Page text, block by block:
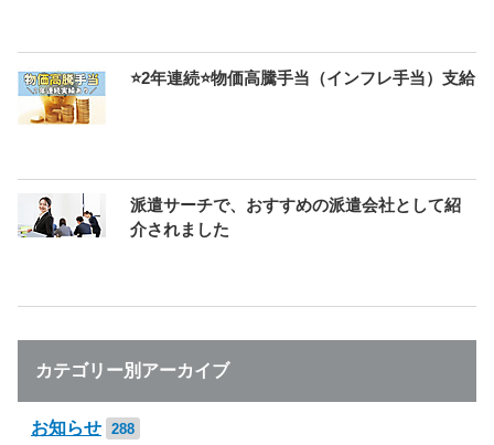
⭐2年連続⭐物価高騰手当（インフレ手当）支給
派遣サーチで、おすすめの派遣会社として紹
介されました
カテゴリー別アーカイブ
お知らせ 288